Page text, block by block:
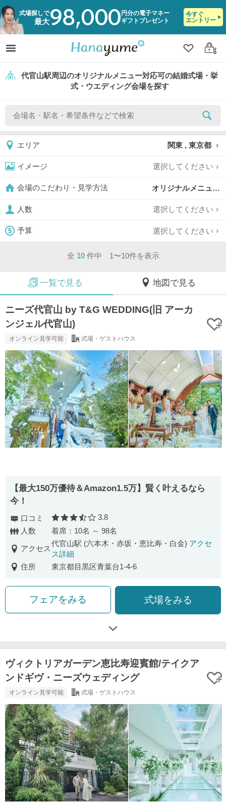
式場探しで
最大98,000 円分の電子マネー
ギフトプレゼント
今すぐ
エントリー
クリップ
ログ
代官山駅周辺のオリジナルメニュー対応可の結婚式場・挙
式・ウエディング会場を探す
エリア 関東 , 東京都
イメージ 選択してください
会場のこだわり・見学方法 オリジナルメニュー対応可,
人数 選択してください
予算 選択してください
全 10 件中 1〜10件を表示
一覧で見る 地図で見る
ニーズ代官山 by T&G WEDDING(旧 アーカ
ンジェル代官山)
オンライン見学可能 式場・ゲストハウス
【最⼤150万優待＆Amazon1.5万】賢く叶えるなら
今！
口コミ 口コミ評価
3.8
人数
着席：10名 ～ 98名
アクセス
代官山駅 (六本木・赤坂・恵比寿・白金) アクセ
ス詳細
住所
東京都目黒区青葉台1-4-6
フェアをみる 式場をみる
ヴィクトリアガーデン恵比寿迎賓館/テイクア
ンドギヴ・ニーズウェディング
オンライン見学可能 式場・ゲストハウス